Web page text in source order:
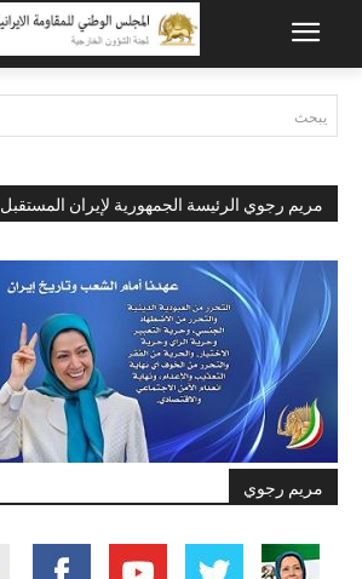
يبحث
مريم رجوي الرئيسة الجمهورية لإيران المستقبل
مريم رجوي